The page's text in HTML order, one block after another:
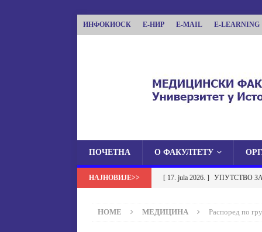
ИНФОКИОСК Е-НИР E-MAIL E-LEARNING
МЕДИЦИНСКИ
МЕДИЦИНСКИ ФАКУЛТЕТ
ПОЧЕТНА О ФАКУЛТЕТУ
[ 17. jula 2026. ] УПУТСТВО
[ 17. jula 2026. ]
HOME МЕДИЦИНА Распоред по